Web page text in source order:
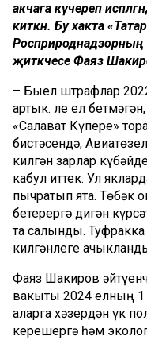
акчага күчереп
киткән. Бу хакта
Росприроднадзорның
җитәкчесе Фаяз
– Быел штрафлар
артык. Әле ел
«Салават Күпере»
бистәсендә,
килгән зарлар
кабул иттек. Ул
пычратып ята. Төбәк
бетерергә дигән
та салынды.
килгәнлеге
Фаяз Шакиров
вакыты 2024 елның 1
аларга хәзердән үк
керешергә һәм